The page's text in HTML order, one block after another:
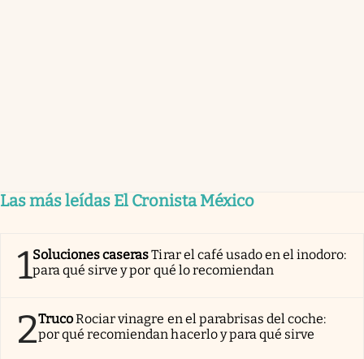
Las más leídas El Cronista México
1Soluciones caserasTirar el café usado en el inodoro:
para qué sirve y por qué lo recomiendan
2TrucoRociar vinagre en el parabrisas del coche:
por qué recomiendan hacerlo y para qué sirve